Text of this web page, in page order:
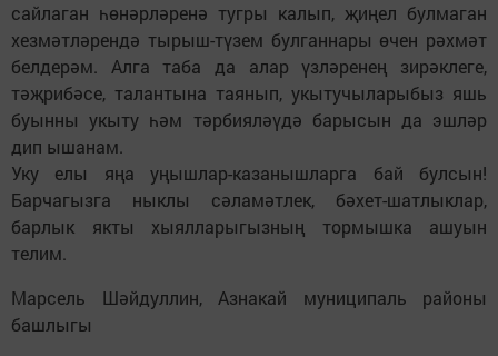
сайлаган һөнәрләренә тугры калып, җиңел булмаган
хезмәтләрендә тырыш-түзем булганнары өчен рәхмәт
белдерәм. Алга таба да алар үзләренең зирәклеге,
тәҗрибәсе, талантына таянып, укытучыларыбыз яшь
буынны укыту һәм тәрбияләүдә барысын да эшләр
дип ышанам.
Уку елы яңа уңышлар-казанышларга бай булсын!
Барчагызга ныклы сәламәтлек, бәхет-шатлыклар,
барлык якты хыялларыгызның тормышка ашуын
телим.
Марсель Шәйдуллин, Азнакай муниципаль районы
башлыгы